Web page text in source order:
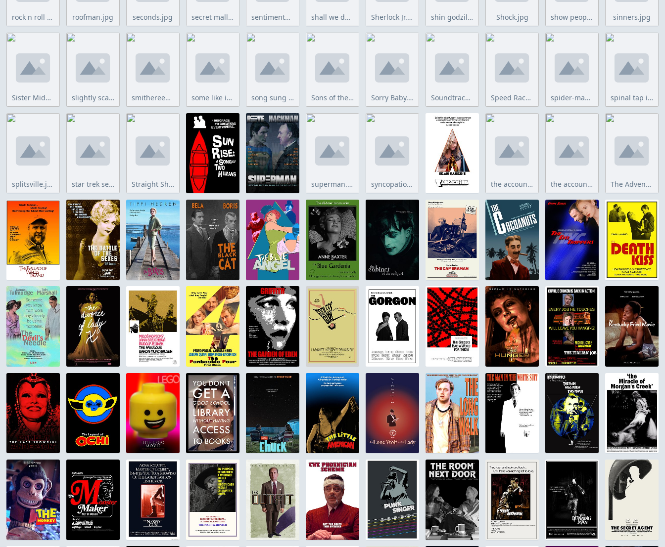
rock n roll high school.jpg roofman.jpg seconds.jpg secret mall apartment.jpg sentimental value.jpg shall we dance.jpg Sherlock Jr.jpg shin godzilla.jpg Shock.jpg show people.jpg sinners.jpg
Sister Midnight.jpg slightly scarlet.jpg smithereens.jpg some like it hot.jpg song sung blue.jpg Sons of the Desert.jpg Sorry Baby.jpg Soundtrack of a Coup d'Etat.jpg Speed Racer.jpg spider-man across the spider-verse.jpg spinal tap ii.jpg
splitsville.jpg star trek section 31 copy.jpg Straight Shooting.jpg superman.jpg syncopation.jpg the accountant 2.jpg the accountant.jpg The Adventures of Pluto Nash.jpg